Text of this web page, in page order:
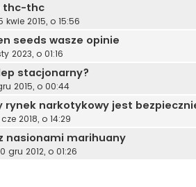
thc-thc
kwie 2015, o 15:56
seeds wasze opinie
2023, o 01:16
stacjonarny?
2015, o 00:44
rynek narkotykowy jest
2018, o 14:29
nasionami marihuany
gru 2012, o 01:26